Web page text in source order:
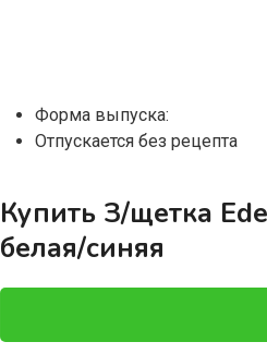
Форма выпуска:
Отпускается без рецепта
Купить З/щетка
белая/синяя